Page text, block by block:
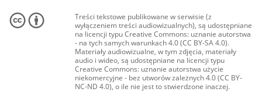
Treści tekstowe publikowane w serwisie (z
wyłączeniem treści audiowizualnych), są udostępniane
na licencji typu Creative Commons: uznanie autorstwa
- na tych samych warunkach 4.0 (CC BY-SA 4.0).
Materiały audiowizualne, w tym zdjęcia, materiały
audio i wideo, są udostępniane na licencji typu
Creative Commons: uznanie autorstwa użycie
niekomercyjne - bez utworów zależnych 4.0 (CC BY-
NC-ND 4.0), o ile nie jest to stwierdzone inaczej.